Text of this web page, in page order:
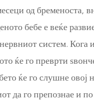
од бременоста,
бебе е веќе
систем. Кога
ќе го преврти
ќе го слушне овој
да го препознае и